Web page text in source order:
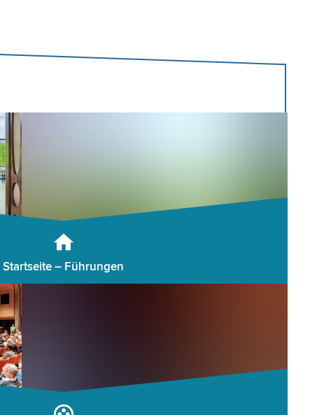
Startseite – Führungen